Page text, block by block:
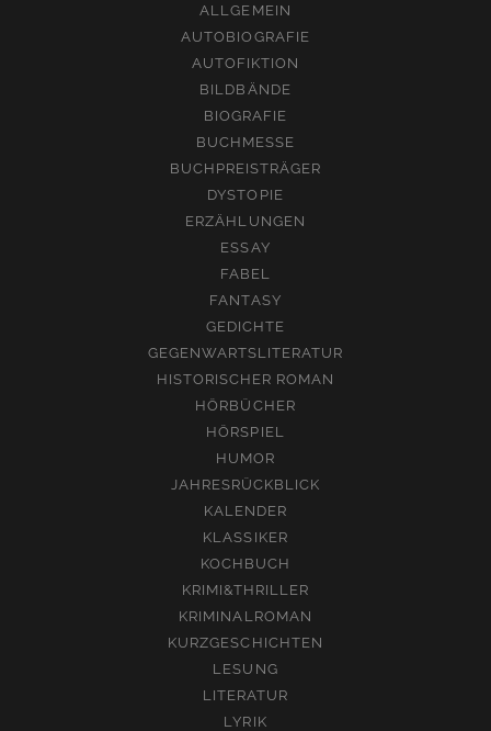
ALLGEMEIN
AUTOBIOGRAFIE
AUTOFIKTION
BILDBÄNDE
BIOGRAFIE
BUCHMESSE
BUCHPREISTRÄGER
DYSTOPIE
ERZÄHLUNGEN
ESSAY
FABEL
FANTASY
GEDICHTE
GEGENWARTSLITERATUR
HISTORISCHER ROMAN
HÖRBÜCHER
HÖRSPIEL
HUMOR
JAHRESRÜCKBLICK
KALENDER
KLASSIKER
KOCHBUCH
KRIMI&THRILLER
KRIMINALROMAN
KURZGESCHICHTEN
LESUNG
LITERATUR
LYRIK